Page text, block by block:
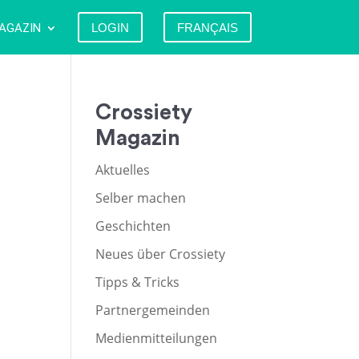
LOGIN FRANÇAIS
Crossiety
Magazin
Aktuelles
Selber machen
Geschichten
Neues über Crossiety
Tipps & Tricks
Partnergemeinden
Medienmitteilungen